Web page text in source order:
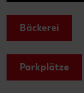
Bäckerei
Parkplätze